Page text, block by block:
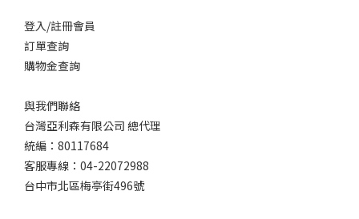
登入/註冊會員
訂單查詢
購物金查詢
與我們聯絡
台灣亞利森有限公司 總代理
統編：80117684
客服專線：04-22072988
台中市北區梅亭街496號